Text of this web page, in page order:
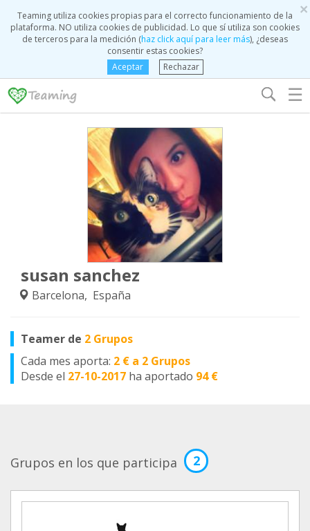
×
Teaming utiliza cookies propias para el correcto funcionamiento de la
plataforma. NO utiliza cookies de publicidad. Lo que sí utiliza son cookies
de terceros para la medición (haz click aquí para leer más), ¿deseas
consentir estas cookies?
Aceptar
Rechazar
☰
susan sanchez
Barcelona, España
Teamer de 2 Grupos
Cada mes aporta: 2 € a 2 Grupos
Desde el 27-10-2017 ha aportado 94 €
Grupos en los que participa 2